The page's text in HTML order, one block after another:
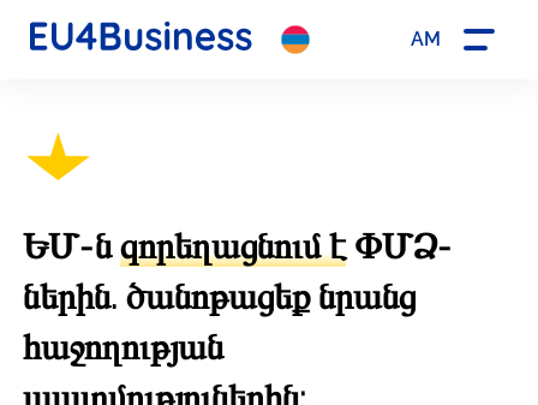
ԵՄ-նզորեղացնում էՓՄՁ-
ներին. ծանոթացեք նրանց
հաջողության
AM